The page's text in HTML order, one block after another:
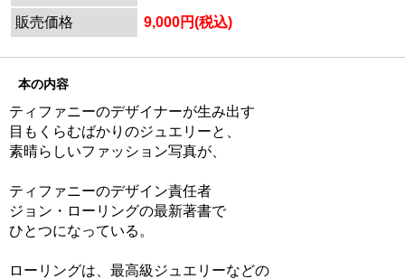
販売価格
9,000円(税込)
本の内容
ティファニーのデザイナーが生み出す
目もくらむばかりのジュエリーと、
素晴らしいファッション写真が、
ティファニーのデザイン責任者
ジョン・ローリングの最新著書で
ひとつになっている。
ローリングは、最高級ジュエリーなどの